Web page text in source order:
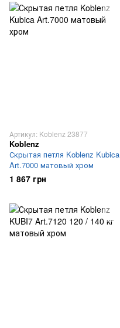
Артикул: Koblenz 23877
Koblenz
Скрытая петля Koblenz Kubica
Art.7000 матовый хром
1 867 грн